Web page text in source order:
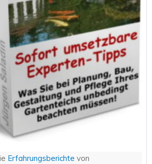
Erfahrungsberichte von